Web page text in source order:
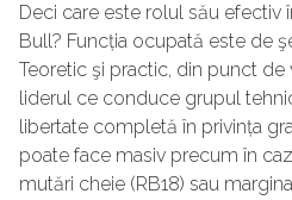
Deci care este rolul său efectiv
Bull? Funcția ocupată este de
Teoretic şi practic, din punct
liderul ce conduce grupul
libertate completă în privința
poate face masiv precum în
mutări cheie (RB18) sau